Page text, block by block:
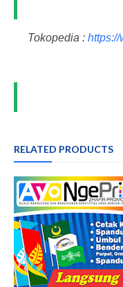
Tokopedia :
RELATED PRODUCTS